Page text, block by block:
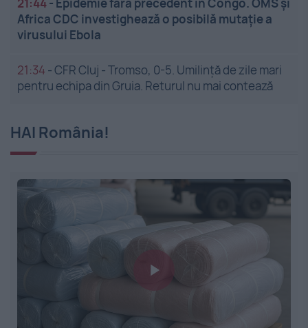
Africa CDC investighează o posibilă mutație a
virusului Ebola
21:34 -CFR Cluj - Tromso, 0-5. Umilință de zile mari
pentru echipa din Gruia. Returul nu mai contează
HAI România!